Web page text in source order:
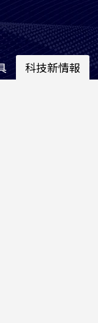
科技新情報